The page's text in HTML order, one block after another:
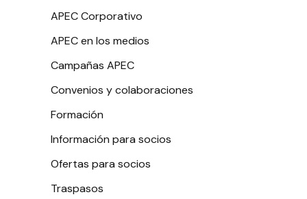
APEC Corporativo
APEC en los medios
Campañas APEC
Convenios y colaboraciones
Formación
Información para socios
Ofertas para socios
Traspasos